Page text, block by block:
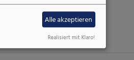
Alle akzeptieren
Realisiert mit Klaro!